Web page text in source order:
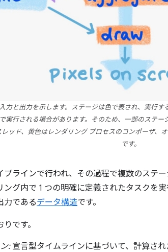
力と出力を示します。ステージは色で表され、実行す
実行される場合があります。そのため、一部のステ
ッド、黄色はレンダリング プロセスのコンポーザ、
です。
プラインで行われ、その過程で複数のステ
ング内で 1 つの明確に定義されたタスクを
力であるデータ構造です。
です。
:宣言型タイムラインに基づいて、計算され